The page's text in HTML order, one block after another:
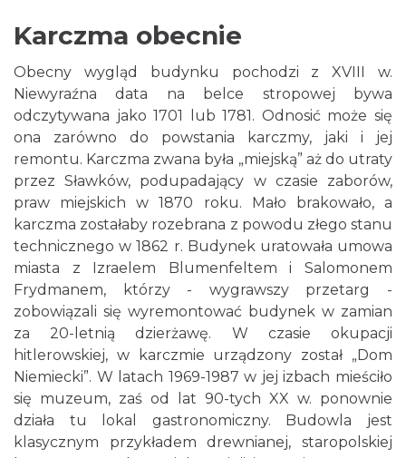
Karczma obecnie
Obecny wygląd budynku pochodzi z XVIII w.
Niewyraźna data na belce stropowej bywa
odczytywana jako 1701 lub 1781. Odnosić może się
ona zarówno do powstania karczmy, jaki i jej
remontu. Karczma zwana była „miejską” aż do utraty
przez Sławków, podupadający w czasie zaborów,
praw miejskich w 1870 roku. Mało brakowało, a
karczma zostałaby rozebrana z powodu złego stanu
technicznego w 1862 r. Budynek uratowała umowa
miasta z Izraelem Blumenfeltem i Salomonem
Frydmanem, którzy - wygrawszy przetarg -
zobowiązali się wyremontować budynek w zamian
za 20-letnią dzierżawę. W czasie okupacji
hitlerowskiej, w karczmie urządzony został „Dom
Niemiecki”. W latach 1969-1987 w jej izbach mieściło
się muzeum, zaś od lat 90-tych XX w. ponownie
działa tu lokal gastronomiczny. Budowla jest
klasycznym przykładem drewnianej, staropolskiej